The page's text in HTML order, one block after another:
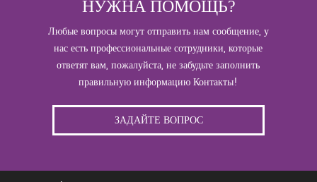
НУЖНА ПОМОЩЬ?
Любые вопросы могут отправить нам сообщение, у
нас есть профессиональные сотрудники, которые
ответят вам, пожалуйста, не забудьте заполнить
правильную информацию Контакты!
ЗАДАЙТЕ ВОПРОС